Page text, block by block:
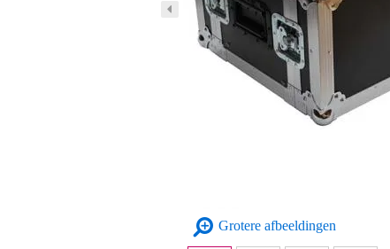
Grotere afbeeldingen